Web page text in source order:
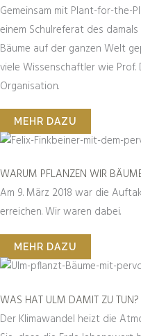
Gemeinsam mit Plant-for-the-
einem Schulreferat des
Bäume auf der ganzen Welt
viele Wissenschaftler wie
Organisation.
MEHR DAZU
WARUM PFLANZEN WIR
Am 9. März 2018 war die
erreichen. Wir waren dabei.
MEHR DAZU
WAS HAT ULM DAMIT ZU TUN?
Der Klimawandel heizt die